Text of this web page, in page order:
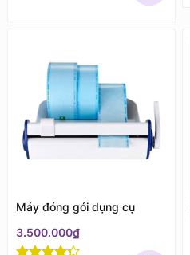
Máy đóng gói dụng cụ
3.500.000₫